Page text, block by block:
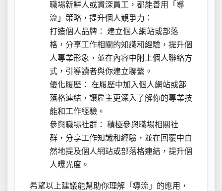
職場新鮮人或資深員工，都能善用「導
流」策略，提升個人競爭力：
打造個人品牌： 建立個人網站或部落
格，分享工作相關的知識和經驗，提升個
人專業形象，並在內容中附上個人聯絡方
式，引導讀者與你建立聯繫。
優化履歷： 在履歷中加入個人網站或部
落格連結，讓雇主更深入了解你的專業技
能和工作經驗。
參與職場社群： 積極參與職場相關社
群，分享工作知識和經驗，並在回覆中自
然地提及個人網站或部落格連結，提升個
人曝光度。
希望以上建議能幫助你理解「導流」的應用，